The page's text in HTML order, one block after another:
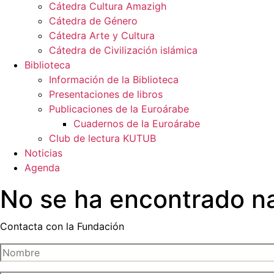
Cátedra Cultura Amazigh
Cátedra de Género
Cátedra Arte y Cultura
Cátedra de Civilización islámica
Biblioteca
Información de la Biblioteca
Presentaciones de libros
Publicaciones de la Euroárabe
Cuadernos de la Euroárabe
Club de lectura KUTUB
Noticias
Agenda
No se ha encontrado
Contacta con la Fundación